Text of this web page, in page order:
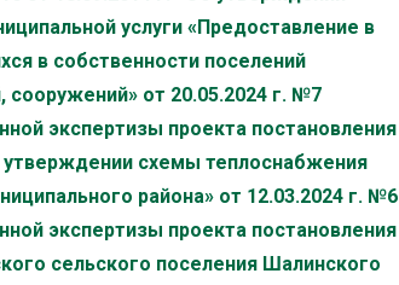
услуги «Предоставление в
в собственности поселений
сооружений» от 20.05.2024 г. №7
экспертизы проекта постановления
схемы теплоснабжения
района» от 12.03.2024 г. №6
экспертизы проекта постановления
сельского поселения Шалинского